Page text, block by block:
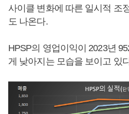
사이클 변화에 따른 일시적 조
도 나온다.
HPSP의 영업이익이 2023년
게 낮아지는 모습을 보이고 있